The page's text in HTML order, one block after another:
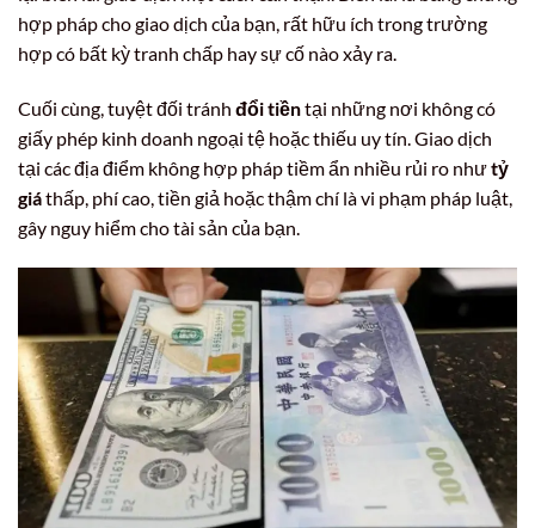
hợp pháp cho giao dịch của bạn, rất hữu ích trong trường
hợp có bất kỳ tranh chấp hay sự cố nào xảy ra.
Cuối cùng, tuyệt đối tránh đổi tiềntại những nơi không có
giấy phép kinh doanh ngoại tệ hoặc thiếu uy tín. Giao dịch
tại các địa điểm không hợp pháp tiềm ẩn nhiều rủi ro nhưtỷ
giáthấp, phí cao, tiền giả hoặc thậm chí là vi phạm pháp luật,
gây nguy hiểm cho tài sản của bạn.